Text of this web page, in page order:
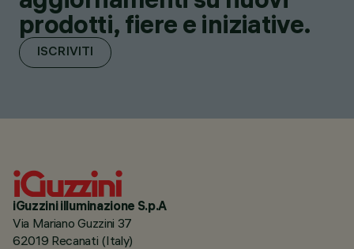
prodotti, fiere e iniziative.
ISCRIVITI
iGuzzini illuminazione S.p.A
Via Mariano Guzzini 37
62019 Recanati (Italy)